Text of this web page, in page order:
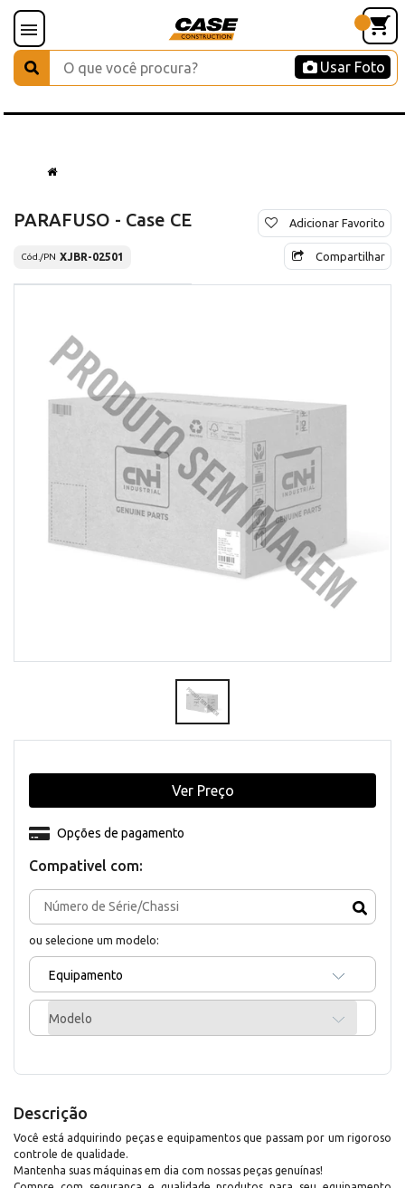
Usar Foto
PARAFUSO - Case CE
Cód./PN XJBR-02501
Adicionar Favorito
Compartilhar
Compativel com:
ou selecione um modelo:
Equipamento
Modelo
Opções de pagamento
Ver Preço
Descrição
Você está adquirindo peças e equipamentos que passam por um rigoroso
controle de qualidade.
Mantenha suas máquinas em dia com nossas peças genuínas!